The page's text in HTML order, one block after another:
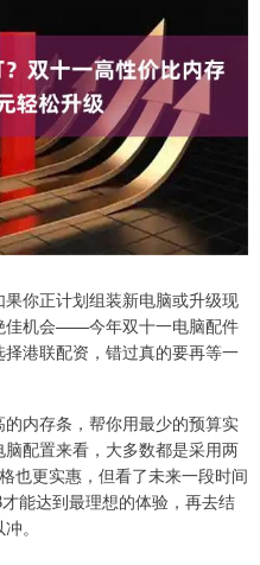
你正计划组装新电脑或升级现
佳机会——今年双十一电脑配件
港联配资，错过真的要再等一
内存条，帮你用最少的预算实
配置来看，大多数都是采用两
也更实惠，但看了未来一段时间
能达到最理想的体验，再去结
。